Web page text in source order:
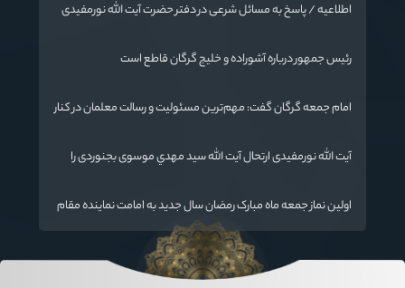
اطلاعیه / پاسخ به مسائل شرعی در دفتر حضرت آیت الله نورمفیدی
رئیس جمهور درباره آشوراده و خلیج گرگان قاطع است
امام جمعه گرگان گفت: مهم‌ترین مسئولیت و رسالت معلمان در کنار
مفید برای آینده ایران اسلامی است.
آیت الله نورمفیدی ارتحال آیت الله سيد مهدي موسوی بجنوردی را
اولین نماز جمعه ماه مبارک رمضان سال جدید به امامت نماینده مقام
معظم رهبری دراستان گلستان اقامه می گردد.